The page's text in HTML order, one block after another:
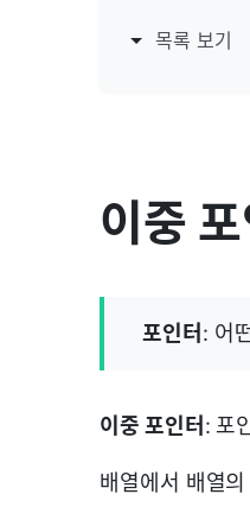
목록 보기
이중 포
포인터 : 어
이중 포인터 : 포
배열에서 배열